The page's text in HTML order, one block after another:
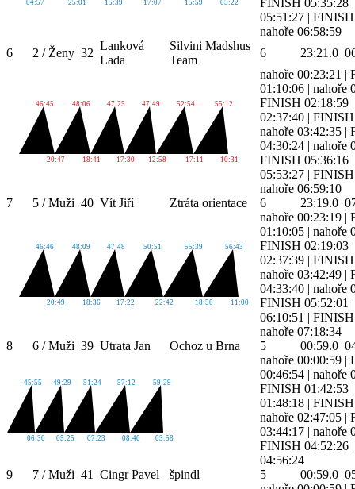
04:57 25:01 15:39 17:07 15:59 05:22
05:51:27 | FINISH
nahoře 06:58:59
6
2 / Ženy 32
Lanková
Lada
Silvini Madshus
Team
6 23:21.0
46:45
20:47
48:06
18:41
47:25
17:30
47:49
12:58
52:54
17:11
55:12
10:31
nahoře 00:23:21 |
01:10:06 | nahoře
FINISH 02:18:59
02:37:40 | FINISH
nahoře 03:42:35 |
04:30:24 | nahoře
FINISH 05:36:16
05:53:27 | FINISH
nahoře 06:59:10
7
5 / Muži 40 Vít Jiří Ztráta orientace 6 23:19.0
46:46
20:49
48:09
18:36
47:48
17:22
50:51
22:42
55:39
18:50
56:43
11:00
nahoře 00:23:19 |
01:10:05 | nahoře
FINISH 02:19:03
02:37:39 | FINISH
nahoře 03:42:49 |
04:33:40 | nahoře
FINISH 05:52:01
06:10:51 | FINISH
nahoře 07:18:34
8
6 / Muži 39 Utrata Jan Ochoz u Brna 5 00:59.0
45:55
06:30
49:29
05:25
51:24
07:23
57:12
08:40
59:29
03:58
nahoře 00:00:59 |
00:46:54 | nahoře
FINISH 01:42:53
01:48:18 | FINISH
nahoře 02:47:05 |
03:44:17 | nahoře
FINISH 04:52:26
04:56:24
9
7 / Muži 41 Cingr Pavel špindl 5 00:59.0